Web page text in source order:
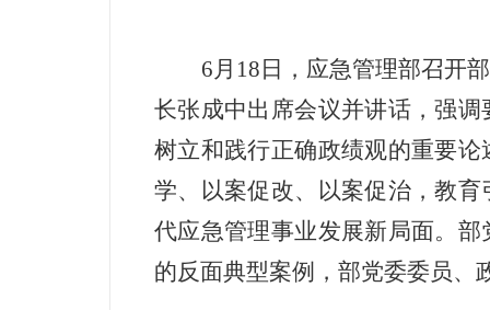
6月18日，应急管理部召开
长张成中出席会议并讲话，强
树立和践行正确政绩观的重要
学、以案促改、以案促治，教
代应急管理事业发展新局面。
的反面典型案例，部党委委员、